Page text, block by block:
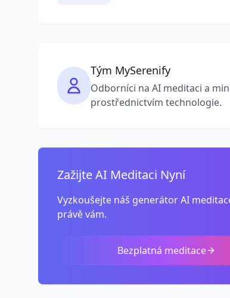
Tým MySerenify
Odborníci na AI meditaci a
prostřednictvím technologie.
Zažijte AI Meditaci Nyní
Vyzkoušejte náš generátor AI
právě vám.
Bezplatná meditace